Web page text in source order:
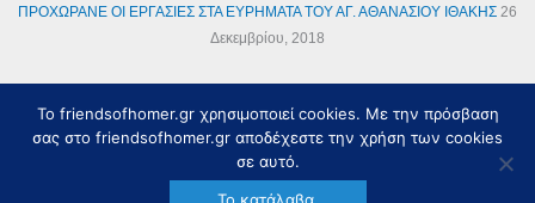
ΠΡΟΧΩΡΑΝΕ ΟΙ ΕΡΓΑΣΙΕΣ ΣΤΑ ΕΥΡΗΜΑΤΑ ΤΟΥ ΑΓ. ΑΘΑΝΑΣΙΟΥ ΙΘΑΚΗΣ 26
Δεκεμβρίου, 2018
Copyright © 2026 Σύλλογος Φιλομήρων Ιθάκης | Powered byΘέμα
Astra για το WordPress
To friendsofhomer.gr χρησιμοποιεί cookies. Με την πρόσβαση
σας στο friendsofhomer.gr αποδέχεστε την χρήση των cookies
σε αυτό.